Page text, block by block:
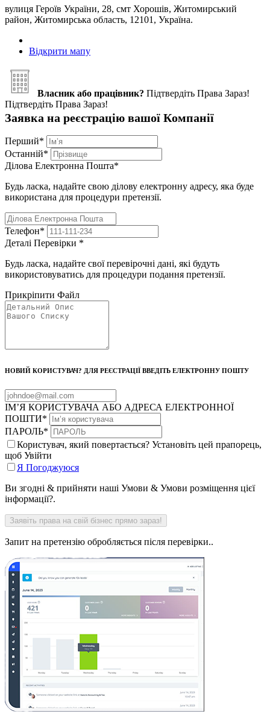
вулиця Героїв України, 28, смт Хорошів, Житомирський
район, Житомирська область, 12101, Україна.
Відкрити мапу
Власник або працівник? Підтвердіть Права Зараз!
Підтвердіть Права Зараз!
Заявка на реєстрацію вашої Компанії
Перший*
Останній*
Ділова Електронна Пошта*
Будь ласка, надайте свою ділову електронну адресу, яка буде
використана для процедури претензії.
Телефон*
Деталі Перевірки *
Будь ласка, надайте свої перевірочні дані, які будуть
використовуватись для процедури подання претензії.
Прикріпити Файл
НОВИЙ КОРИСТУВАЧ? ДЛЯ РЕЄСТРАЦІЇ ВВЕДІТЬ ЕЛЕКТРОННУ ПОШТУ
ІМ’Я КОРИСТУВАЧА АБО АДРЕСА ЕЛЕКТРОННОЇ
ПОШТИ*
ПАРОЛЬ*
Користувач, який повертається? Установіть цей прапорець,
щоб Увійти
Я Погоджуюся
Ви згодні & прийняти наші Умови & Умови розміщення цієї
інформації?.
Запит на претензію обробляється після перевірки..